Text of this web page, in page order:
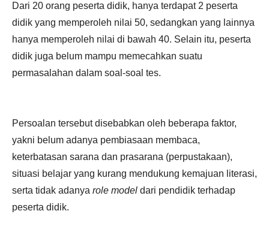
Dari 20 orang peserta didik, hanya terdapat 2 peserta
didik yang memperoleh nilai 50, sedangkan yang lainnya
hanya memperoleh nilai di bawah 40. Selain itu, peserta
didik juga belum mampu memecahkan suatu
permasalahan dalam soal-soal tes.
Persoalan tersebut disebabkan oleh beberapa faktor,
yakni belum adanya pembiasaan membaca,
keterbatasan sarana dan prasarana (perpustakaan),
situasi belajar yang kurang mendukung kemajuan literasi,
serta tidak adanya role model dari pendidik terhadap
peserta didik.